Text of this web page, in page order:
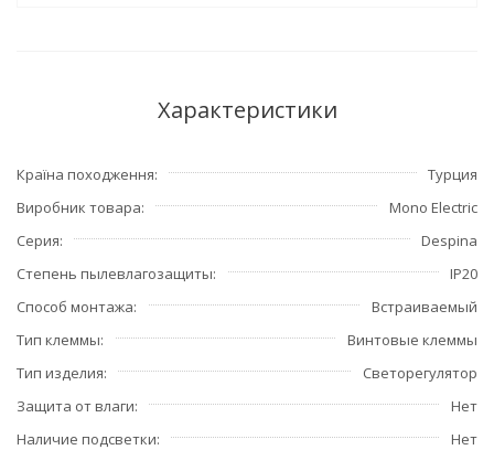
Характеристики
Країна походження
Турция
Виробник товара
Mono Electric
Серия
Despina
Степень пылевлагозащиты
IP20
Способ монтажа
Встраиваемый
Тип клеммы
Винтовые клеммы
Тип изделия
Светорегулятор
Защита от влаги
Нет
Наличие подсветки
Нет